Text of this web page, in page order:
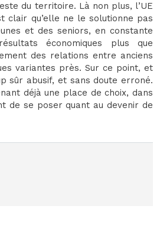
du territoire. Là non plus, l’UE
clair qu’elle ne le solutionne pas
et des seniors, en constante
économiques plus que
des relations entre anciens
variantes près. Sur ce point, et
sûr abusif, et sans doute erroné.
déjà une place de choix, dans
de se poser quant au devenir de